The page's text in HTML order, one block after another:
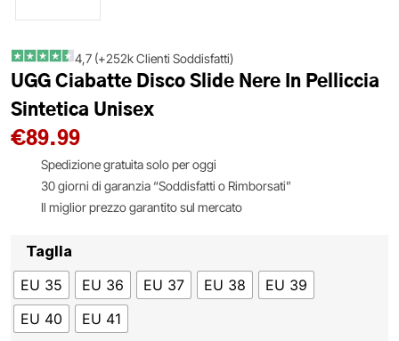
4,7 (+252k Clienti Soddisfatti)
UGG Ciabatte Disco Slide Nere In Pelliccia
Sintetica Unisex
€89.99
Spedizione gratuita solo per oggi
30 giorni di garanzia “Soddisfatti o Rimborsati”
Il miglior prezzo garantito sul mercato
Taglia
EU 35
EU 36 EU 37 EU 38
EU 39
EU 40
EU 41